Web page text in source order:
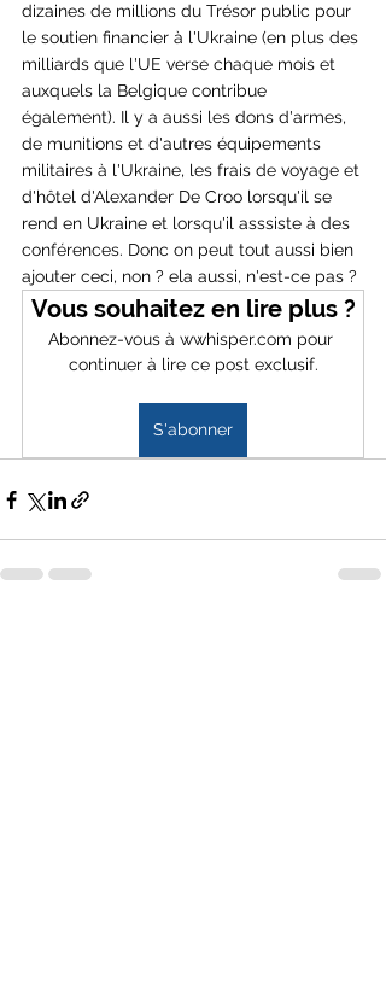
dizaines de millions du Trésor public pour
le soutien financier à l'Ukraine (en plus des
milliards que l'UE verse chaque mois et
auxquels la Belgique contribue
également). Il y a aussi les dons d'armes,
de munitions et d'autres équipements
militaires à l'Ukraine, les frais de voyage et
d'hôtel d'Alexander De Croo lorsqu'il se
rend en Ukraine et lorsqu'il asssiste à des
conférences. Donc on peut tout aussi bien
ajouter ceci, non ? ela aussi, n'est-ce pas ?
Vous souhaitez en lire plus ?
Abonnez-vous à wwhisper.com pour
continuer à lire ce post exclusif.
S'abonner